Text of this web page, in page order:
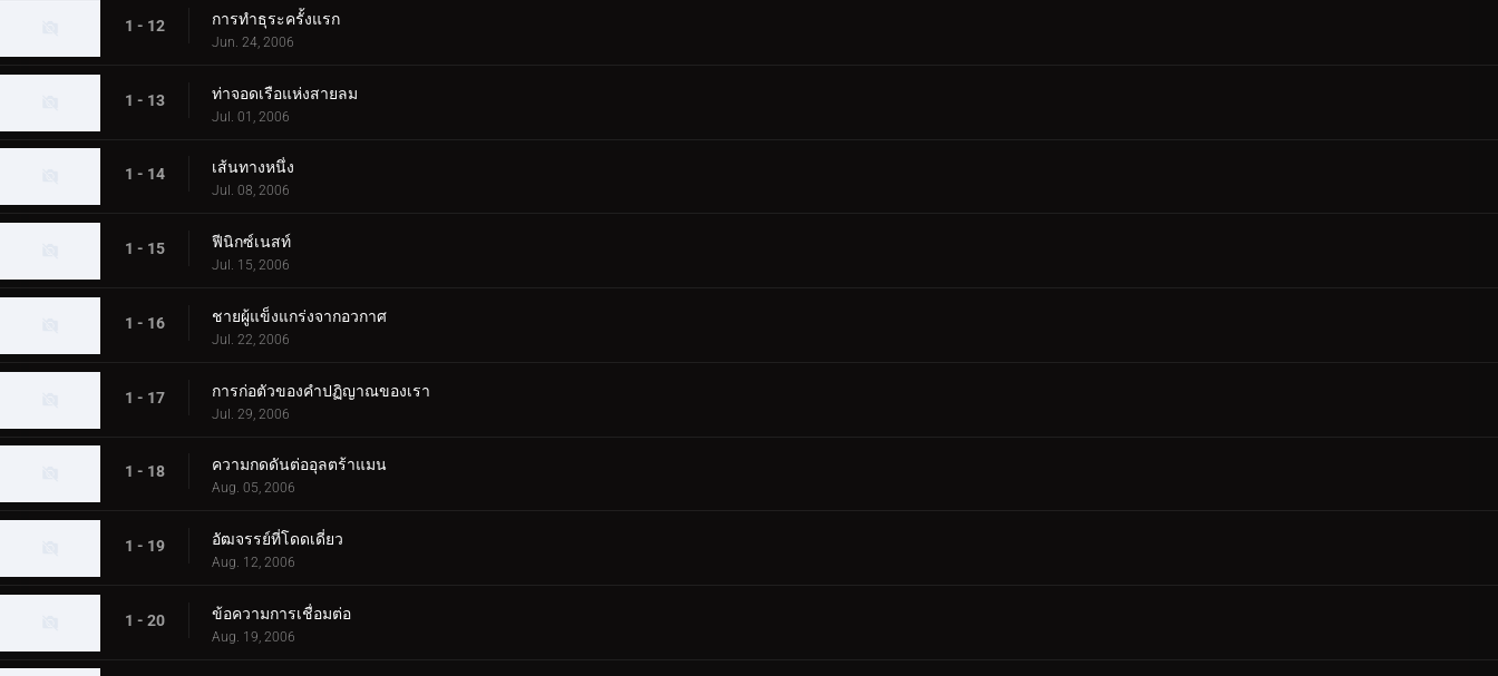
1 - 12 การทำธุระครั้งแรก
Jun. 24, 2006
1 - 13 ท่าจอดเรือแห่งสายลม
Jul. 01, 2006
1 - 14 เส้นทางหนึ่ง
Jul. 08, 2006
1 - 15 ฟีนิกซ์เนสท์
Jul. 15, 2006
1 - 16 ชายผู้แข็งแกร่งจากอวกาศ
Jul. 22, 2006
1 - 17 การก่อตัวของคำปฏิญาณของเรา
Jul. 29, 2006
1 - 18 ความกดดันต่ออุลตร้าแมน
Aug. 05, 2006
1 - 19 อัฒจรรย์ที่โดดเดี่ยว
Aug. 12, 2006
1 - 20 ข้อความการเชื่อมต่อ
Aug. 19, 2006